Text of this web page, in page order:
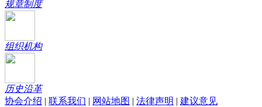
规章制度
组织机构
历史沿革
协会介绍
联系我们 网站地图 法律声明 建议意见